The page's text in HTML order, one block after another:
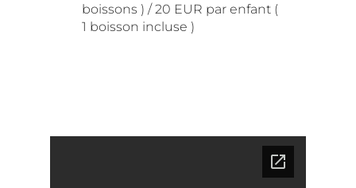
boissons ) / 20 EUR par enfant (
1 boisson incluse )